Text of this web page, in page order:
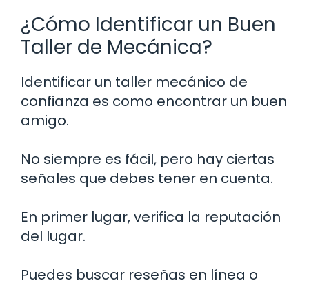
¿Cómo Identificar un Buen
Taller de Mecánica?
Identificar un taller mecánico de
confianza es como encontrar un buen
amigo.
No siempre es fácil, pero hay ciertas
señales que debes tener en cuenta.
En primer lugar, verifica la reputación
del lugar.
Puedes buscar reseñas en línea o